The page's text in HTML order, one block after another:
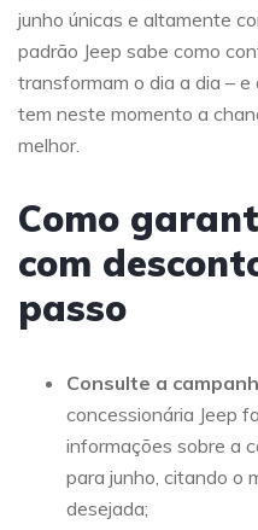
junho únicas e altamente
padrão Jeep sabe como
transformam o dia a dia – e
tem neste momento a
melhor.
Como
com
passo
Consulte a
concessionária Jeep
informações sobre a
para junho, citando o
desejada;